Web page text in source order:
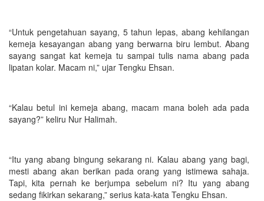
“Untuk pengetahuan sayang, 5 tahun lepas, abang kehilangan
kemeja kesayangan abang yang berwarna biru lembut. Abang
sayang sangat kat kemeja tu sampai tulis nama abang pada
lipatan kolar. Macam ni,” ujar Tengku Ehsan.
“Kalau betul ini kemeja abang, macam mana boleh ada pada
sayang?” keliru Nur Halimah.
“Itu yang abang bingung sekarang ni. Kalau abang yang bagi,
mesti abang akan berikan pada orang yang istimewa sahaja.
Tapi, kita pernah ke berjumpa sebelum ni? Itu yang abang
sedang fikirkan sekarang,” serius kata-kata Tengku Ehsan.